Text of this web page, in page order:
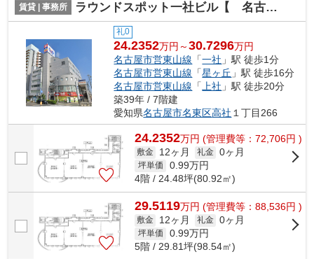
賃貸 | 事務所 ラウンドスポット一社ビル【 名古屋の貸事務所・貸オフィス 】
礼0
24.2352万円～30.7296万円
名古屋市営東山線 「一社 」駅 徒歩1分
名古屋市営東山線 「星ヶ丘 」駅 徒歩16分
名古屋市営東山線 「 上社 」駅 徒歩20分
築39年 / 7階建
愛知県名古屋市名東区高社 １丁目266
24.2352万円 (管理費等：72,706円 )
敷金 12ヶ月 礼金 0ヶ月
坪単価 0.99万円
4階 / 24.48坪(80.92㎡)
29.5119万円 (管理費等：88,536円 )
敷金 12ヶ月 礼金 0ヶ月
坪単価 0.99万円
5階 / 29.81坪(98.54㎡)